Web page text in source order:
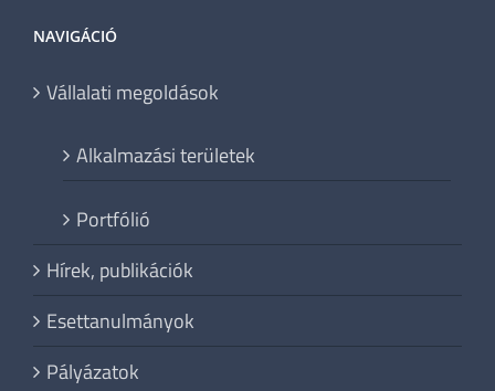
NAVIGÁCIÓ
Vállalati megoldások
Alkalmazási területek
Portfólió
Hírek, publikációk
Esettanulmányok
Pályázatok